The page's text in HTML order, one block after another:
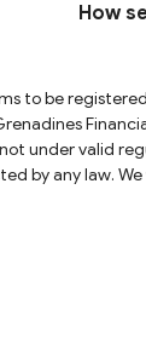
How
to be
under valid
by any law.